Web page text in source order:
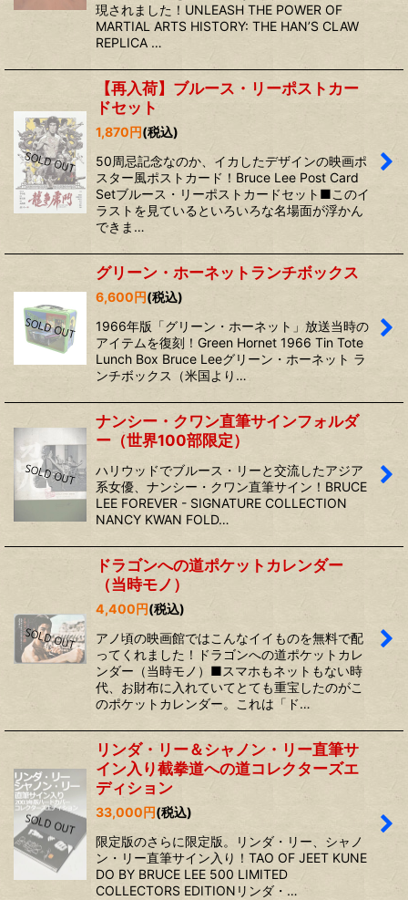
現されました！UNLEASH THE POWER OF
MARTIAL ARTS HISTORY: THE HAN’S CLAW
REPLICA …
【再入荷】ブルース・リーポストカー
ドセット
1,870円(税込)
50周忌記念なのか、イカしたデザインの映画ポ
スター風ポストカード！Bruce Lee Post Card
Setブルース・リーポストカードセット■このイ
ラストを見ているといろいろな名場面が浮かん
できま…
グリーン・ホーネットランチボックス
6,600円(税込)
1966年版「グリーン・ホーネット」放送当時の
アイテムを復刻！Green Hornet 1966 Tin Tote
Lunch Box Bruce Leeグリーン・ホーネット ラ
ンチボックス（米国より…
ナンシー・クワン直筆サインフォルダ
ー（世界100部限定）
ハリウッドでブルース・リーと交流したアジア
系女優、ナンシー・クワン直筆サイン！BRUCE
LEE FOREVER - SIGNATURE COLLECTION
NANCY KWAN FOLD…
ドラゴンへの道ポケットカレンダー
（当時モノ）
4,400円(税込)
アノ頃の映画館ではこんなイイものを無料で配
ってくれました！ドラゴンへの道ポケットカレ
ンダー（当時モノ）■スマホもネットもない時
代、お財布に入れていてとても重宝したのがこ
のポケットカレンダー。これは「ド…
リンダ・リー＆シャノン・リー直筆サ
イン入り截拳道への道コレクターズエ
ディション
33,000円(税込)
限定版のさらに限定版。リンダ・リー、シャノ
ン・リー直筆サイン入り！TAO OF JEET KUNE
DO BY BRUCE LEE 500 LIMITED
COLLECTORS EDITIONリンダ・…